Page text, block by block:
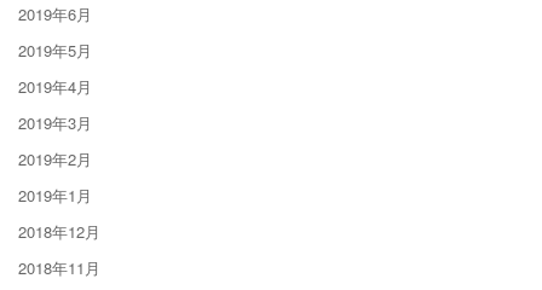
2019年6月
2019年5月
2019年4月
2019年3月
2019年2月
2019年1月
2018年12月
2018年11月